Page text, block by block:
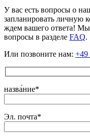
У вас есть вопросы о
запланировать личную
ждем вашего ответа! Мы
вопросы в разделе FAQ.
Или позвоните нам: +49
назва́ние*
Эл. почта*